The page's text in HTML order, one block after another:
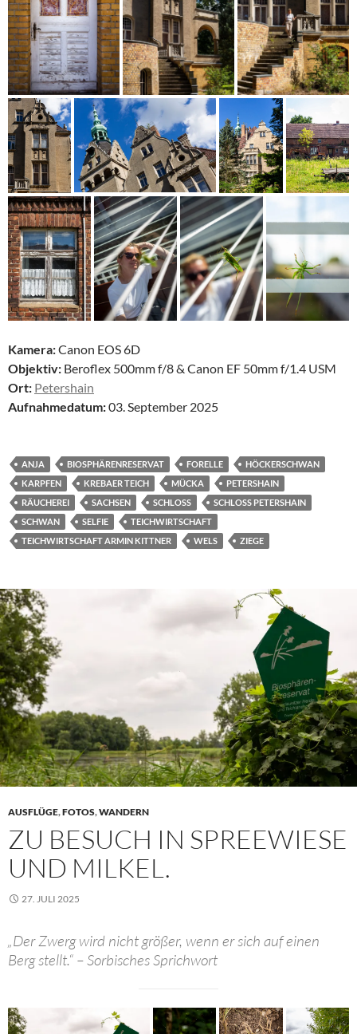
Kamera:Canon EOS 6D
Objektiv: Beroflex 500mm f/8 & Canon EF 50mm f/1.4 USM
Ort: Petershain
Aufnahmedatum:03. September 2025
ANJA BIOSPHÄRENRESERVAT FORELLE
HÖCKERSCHWAN
KARPFEN
KREBAER TEICH MÜCKA
PETERSHAIN
RÄUCHEREI
SACHSEN SCHLOSS
SCHLOSS PETERSHAIN
SCHWAN
SELFIE
TEICHWIRTSCHAFT
TEICHWIRTSCHAFT ARMIN KITTNER
WELS ZIEGE
AUSFLÜGE,FOTOS,WANDERN
ZU BESUCH IN SPREEWIESE
UND MILKEL.
27. JULI 2025
„Der Zwerg wird nicht größer, wenn er sich auf einen
Berg stellt.“ – Sorbisches Sprichwort